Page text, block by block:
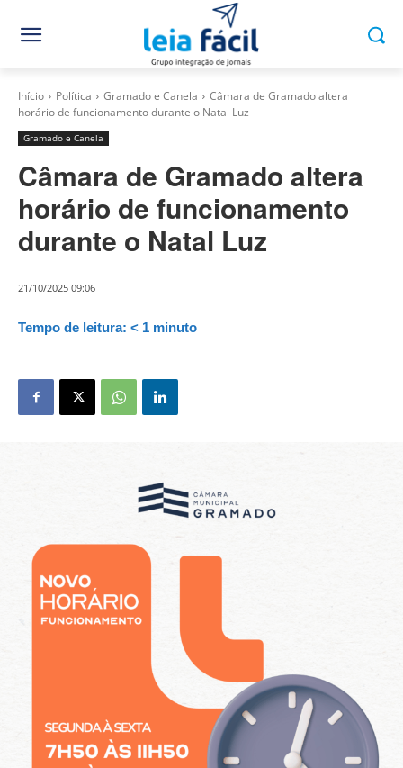
Início Política Gramado e Canela
Câmara de Gramado altera
horário de funcionamento durante o Natal Luz
Gramado e Canela
Câmara de Gramado altera
horário de funcionamento
durante o Natal Luz
21/10/2025 09:06
Tempo de leitura: < 1 minuto